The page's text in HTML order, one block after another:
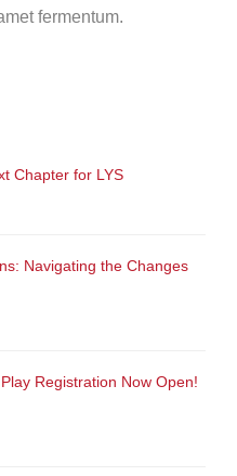
fermentum.
Chapter for LYS
Navigating the Changes
Registration Now Open!